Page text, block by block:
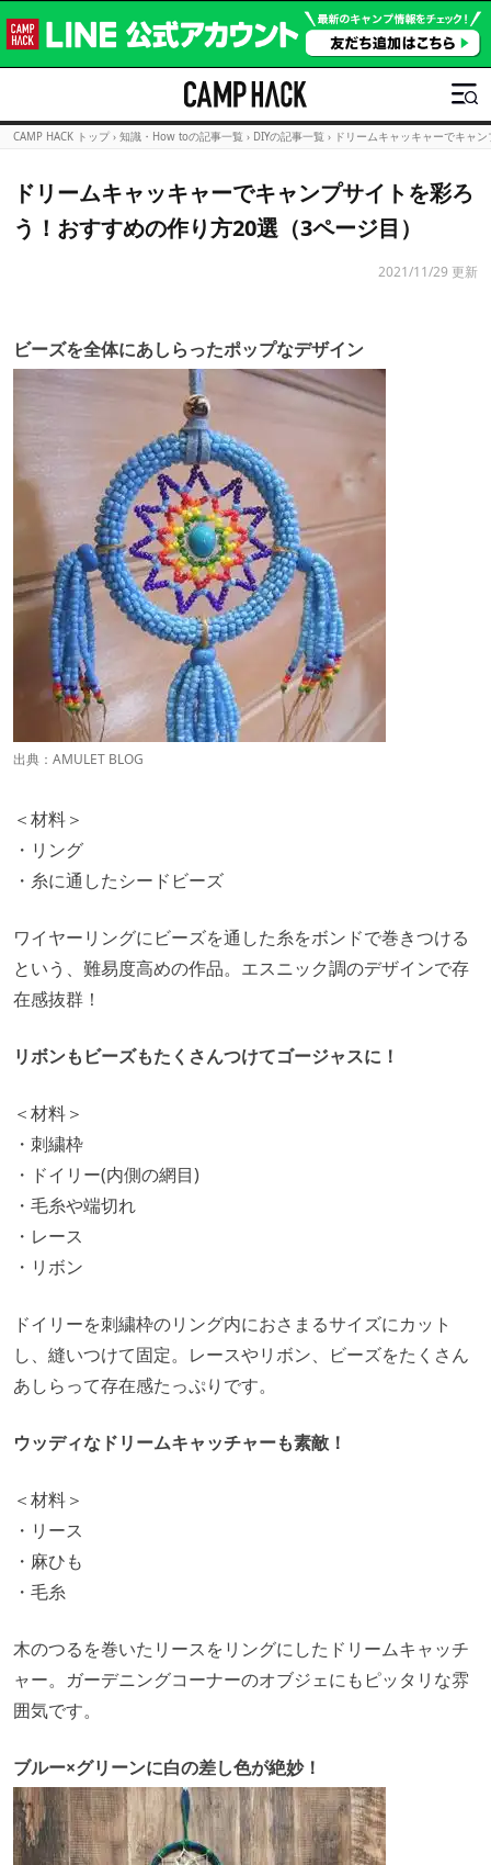
CAMP HACK トップ › 知識・How toの記事一覧 › DIYの記事一覧 › ドリームキャッキャーでキャ
ドリームキャッキャーでキャンプサイトを彩ろ
う！おすすめの作り方20選（3ページ目）
2021/11/29 更新
ビーズを全体にあしらったポップなデザイン
出典： AMULET BLOG
＜材料＞
・リング
・糸に通したシードビーズ
ワイヤーリングにビーズを通した糸をボンドで巻きつける
という、難易度高めの作品。エスニック調のデザインで存
在感抜群！
リボンもビーズもたくさんつけてゴージャスに！
＜材料＞
・刺繍枠
・ドイリー(内側の網目)
・毛糸や端切れ
・レース
・リボン
ドイリーを刺繍枠のリング内におさまるサイズにカット
し、縫いつけて固定。レースやリボン、ビーズをたくさん
あしらって存在感たっぷりです。
ウッディなドリームキャッチャーも素敵！
＜材料＞
・リース
・麻ひも
・毛糸
木のつるを巻いたリースをリングにしたドリームキャッチ
ャー。ガーデニングコーナーのオブジェにもピッタリな雰
囲気です。
ブルー×グリーンに白の差し色が絶妙！